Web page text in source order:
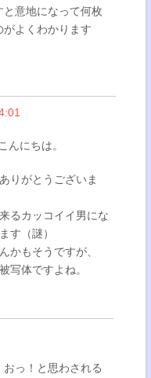
と意地になって何枚
がよくわかります
んにちは。
りがとうございま
るカッコイイ男にな
す（謎）
かもそうですが、
写体ですよね。
っ！と思わされる